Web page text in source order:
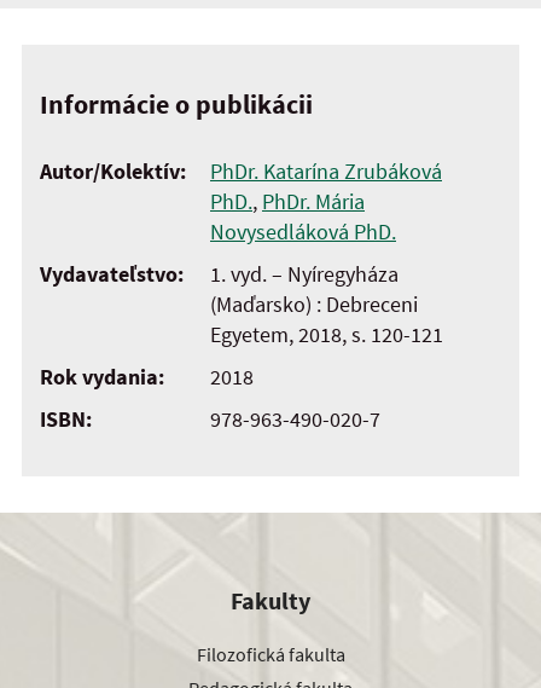
Informácie o publikácii
Autor/Kolektív:
PhDr. Katarína Zrubáková
PhD., PhDr. Mária
Novysedláková PhD.
Vydavateľstvo:
1. vyd. – Nyíregyháza
(Maďarsko) : Debreceni
Egyetem, 2018, s. 120-121
Rok vydania:
2018
ISBN:
978-963-490-020-7
Fakulty
Filozofická fakulta